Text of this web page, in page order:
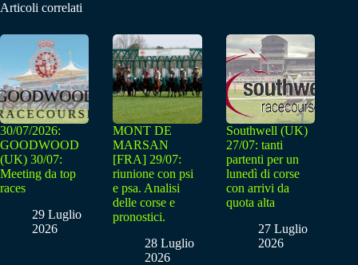
Articoli correlati
30/07/2026:
GOODWOOD
(UK) 30/07:
Meeting da top
races
29 Luglio
2026
MONT DE
MARSAN
[FRA] 29/07:
riunione con psi
e psa. Analisi
delle corse e
pronostici.
28 Luglio
2026
Southwell (UK)
27/07: tanti
partenti per un
lunedì di corse
con arrivi da
quota alta
27 Luglio
2026